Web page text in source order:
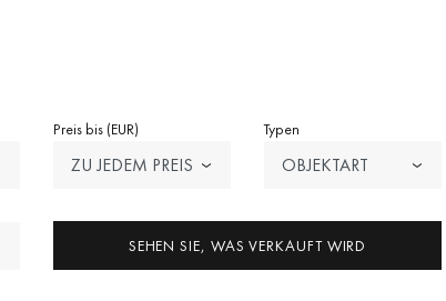
Preis bis (EUR)
ZU JEDEM PREIS
Typen
OBJEKTART
SEHEN SIE, WAS VERKAUFT WIRD